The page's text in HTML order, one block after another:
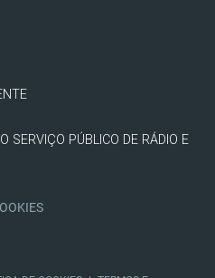
SERVIÇO PÚBLICO DE RÁDIO E